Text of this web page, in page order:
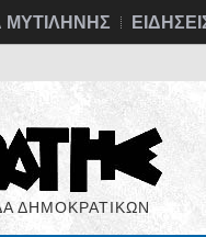
ΜΥΤΙΛΗΝΗΣ
ΔΗΜΟΚΡΑΤΙΚΩΝ